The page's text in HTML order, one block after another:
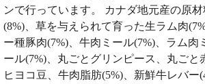
ンで行っています。 カナダ地元産の原
(8%)、草を与えられて育った生ラム肉
ー種豚肉(7%)、牛肉ミール(7%)、ラム肉
ール(7%)、丸ごとグリンピース、丸ごと
ヒヨコ豆、牛肉脂肪(5%)、新鮮牛レバー